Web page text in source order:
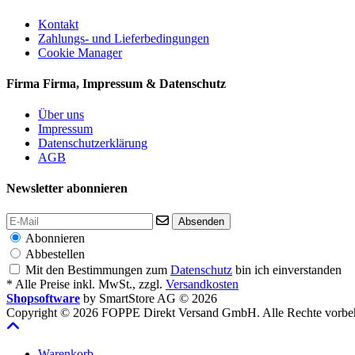
Kontakt
Zahlungs- und Lieferbedingungen
Cookie Manager
Firma Firma, Impressum & Datenschutz
Über uns
Impressum
Datenschutzerklärung
AGB
Newsletter abonnieren
Absenden
Abonnieren
Abbestellen
Mit den Bestimmungen zum Datenschutz bin ich einverstanden
* Alle Preise inkl. MwSt., zzgl. Versandkosten
Shopsoftware by SmartStore AG © 2026
Copyright © 2026 FOPPE Direkt Versand GmbH. Alle Rechte